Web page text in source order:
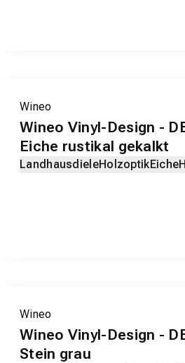
Wineo
Wineo Vinyl-Design -
Eiche rustikal gekalkt
LandhausdieleHolzoptikEiche
Wineo
Wineo Vinyl-Design -
Stein grau